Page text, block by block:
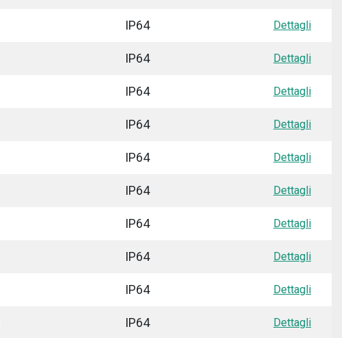
IP64 Dettagli
IP64 Dettagli
IP64 Dettagli
IP64 Dettagli
IP64 Dettagli
IP64 Dettagli
IP64 Dettagli
IP64 Dettagli
IP64 Dettagli
IP64 Dettagli